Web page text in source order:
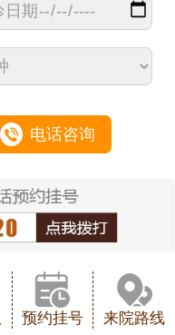
电话咨询
预约挂号 来院路线